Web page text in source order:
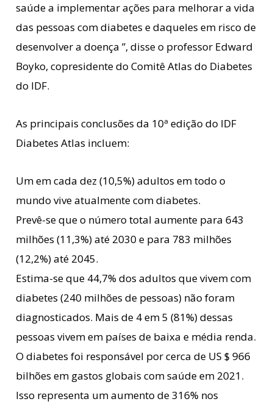
saúde a implementar ações para melhorar a vida
das pessoas com diabetes e daqueles em risco de
desenvolver a doença ”, disse o professor Edward
Boyko, copresidente do Comitê Atlas do Diabetes
do IDF.
As principais conclusões da 10ª edição do IDF
Diabetes Atlas incluem:
Um em cada dez (10,5%) adultos em todo o
mundo vive atualmente com diabetes.
Prevê-se que o número total aumente para 643
milhões (11,3%) até 2030 e para 783 milhões
(12,2%) até 2045.
Estima-se que 44,7% dos adultos que vivem com
diabetes (240 milhões de pessoas) não foram
diagnosticados. Mais de 4 em 5 (81%) dessas
pessoas vivem em países de baixa e média renda.
O diabetes foi responsável por cerca de US $ 966
bilhões em gastos globais com saúde em 2021.
Isso representa um aumento de 316% nos